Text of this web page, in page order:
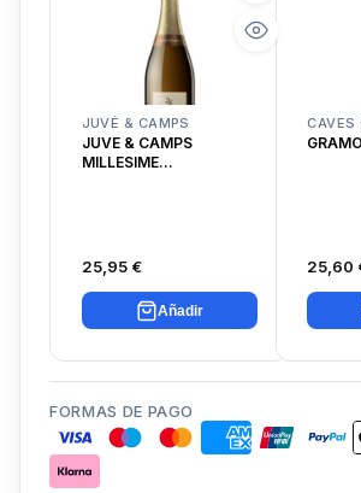
JUVÉ & CAMPS
JUVE & CAMPS
MILLESIME
25,95 €
Añadir
CAVES
25,60
FORMAS DE PAGO